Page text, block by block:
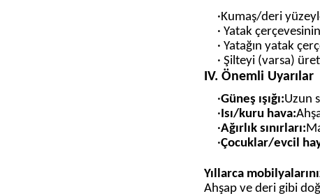
·Kumaş/deri
· Yatak
· Yatağın yatak
· Şilteyi (varsa)
IV. Önemli Uyarılar
·Güneş ışığı:Uzun
·Isı/kuru hava:
·Ağırlık sınırları:
·Çocuklar/evcil
Yıllarca
Ahşap ve deri gibi